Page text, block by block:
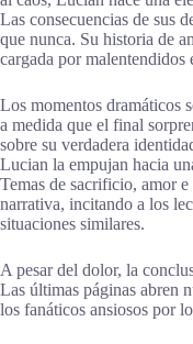
Las consecuencias de sus
que nunca. Su historia de
cargada por malentendidos
Los momentos dramáticos
a medida que el final
sobre su verdadera
Lucian la empujan hacia
Temas de sacrificio, amor
narrativa, incitando a los
situaciones similares.
A pesar del dolor, la
Las últimas páginas abren
los fanáticos ansiosos por